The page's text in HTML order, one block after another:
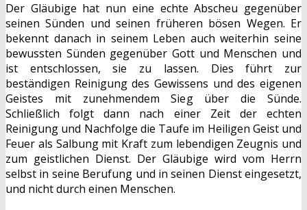
Der Gläubige hat nun eine echte Abscheu gegenüber
seinen Sünden und seinen früheren bösen Wegen. Er
bekennt danach in seinem Leben auch weiterhin seine
bewussten Sünden gegenüber Gott und Menschen und
ist entschlossen, sie zu lassen. Dies führt zur
beständigen Reinigung des Gewissens und des eigenen
Geistes mit zunehmendem Sieg über die Sünde.
Schließlich folgt dann nach einer Zeit der echten
Reinigung und Nachfolge die Taufe im Heiligen Geist und
Feuer als Salbung mit Kraft zum lebendigen Zeugnis und
zum geistlichen Dienst. Der Gläubige wird vom Herrn
selbst in seine Berufung und in seinen Dienst eingesetzt,
und nicht durch einen Menschen.